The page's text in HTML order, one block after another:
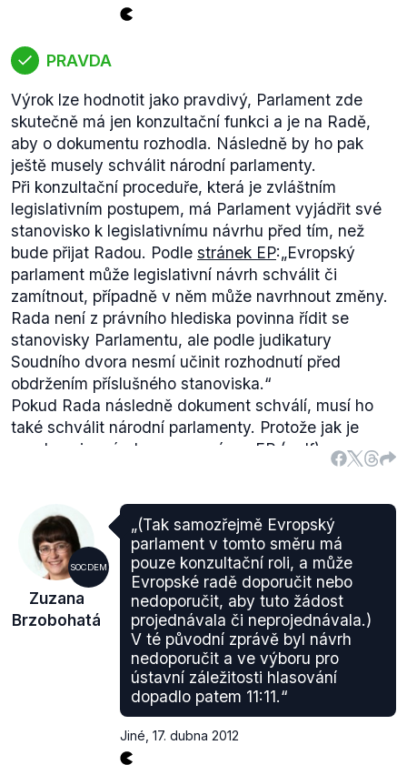
přistoupení Chorvatska k EU
nepřijatelné spojování projednávání protokolu o
uplatňování Listiny základních práv Evropské unie v
Chorvatska k Evropské unii,II.vyzývá vládu, aby
odstoupila od požadavku sjednat Protokol o
uplatňování Listiny základních práv Evropské unie V
České republice znamenající výjimku pro občany ČR
při uplatňování Hlavy IV Solidarita Listiny základních
práv Evropské unie,III.pověřuje předsedu Senátu,
aby toto usnesení zaslal předsedovi vlády a členům
vlády.
Senát skutečně vytýkal vládě neústavnost při
postupu žádosti o výjimku z Listiny základních práv
Evropské unie. Ovšem tato kritika ze strany Senátu
nevzešla těsně před podáním žádosti vládou, ale až
měsíc po něm. Upozornění horní komory bylo
podáno pouze těsně před projednáváním žádosti v
Evropské radě. Z toho důvodu hodnotíme výrok
jako nepravdivý.
PRAVDA
Výrok lze hodnotit jako pravdivý, Parlament zde
skutečně má jen konzultační funkci a je na Radě,
aby o dokumentu rozhodla. Následně by ho pak
ještě musely schválit národní parlamenty.
Při konzultační proceduře, která je zvláštním
legislativním postupem, má Parlament vyjádřit své
stanovisko k legislativnímu návrhu před tím, než
bude přijat Radou. Podle stránek EP:„Evropský
parlament může legislativní návrh schválit či
zamítnout, případně v něm může navrhnout změny.
Rada není z právního hlediska povinna řídit se
stanovisky Parlamentu, ale podle judikatury
Soudního dvora nesmí učinit rozhodnutí před
obdržením příslušného stanoviska.“
Pokud Rada následně dokument schválí, musí ho
také schválit národní parlamenty. Protože jak je
uvedeno i v
návrhu usnesení pro EP (.pdf):
protokoly připojené k SEU a SFEU jsou nedílnou
stanovující specifická pravidla týkající se
uplatňování některých částí práva Unie v určitém
členském státě si proto vyžaduje revizi Smluv.“
Navíc je plánováno, že bude dokument připojen k
přístupové smlouvě Chorvatska, která také musí
projít schválením národními parlamenty.
SOCDEM
Zuzana
Brzobohatá
„(Tak samozřejmě Evropský
parlament v tomto směru má
pouze konzultační roli, a může
Evropské radě doporučit nebo
nedoporučit, aby tuto žádost
projednávala či neprojednávala.)
V té původní zprávě byl návrh
nedoporučit a ve výboru pro
ústavní záležitosti hlasování
dopadlo patem 11:11.“
Jiné 17. dubna 2012